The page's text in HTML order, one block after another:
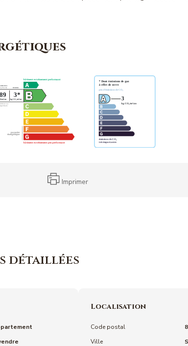
Imprimer
détaillées
Localisation
Code postal
Ville